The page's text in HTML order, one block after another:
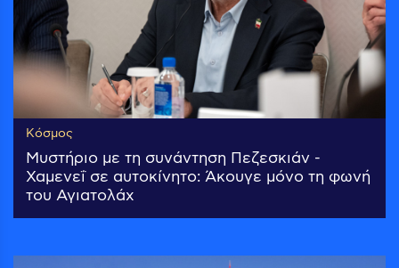
Κόσμος
Μυστήριο με τη συνάντηση Πεζεσκιάν -
Χαμενεΐ σε αυτοκίνητο: Άκουγε μόνο τη φωνή
του Αγιατολάχ